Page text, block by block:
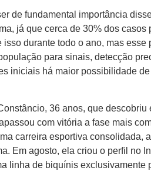
de fundamental importância
já que cerca de 30% dos
durante todo o ano, mas
para sinais, detecção
iniciais há maior possibilidade
36 anos, que
com vitória a fase mais
carreira esportiva consolidada,
Em agosto, ela criou o perfil no
linha de biquínis exclusivamente